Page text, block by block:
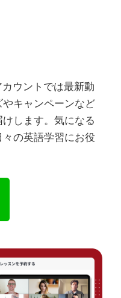
ウントでは最新動
キャンペーンなど
します。気になる
の英語学習にお役